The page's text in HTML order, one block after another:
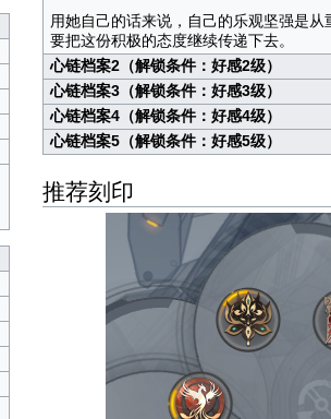
用她自己的话来说，自己的乐观坚强是
要把这份积极的态度继续传递下去。
心链档案2（解锁条件：好感2级）
心链档案3（解锁条件：好感3级）
心链档案4（解锁条件：好感4级）
心链档案5（解锁条件：好感5级）
推荐刻印